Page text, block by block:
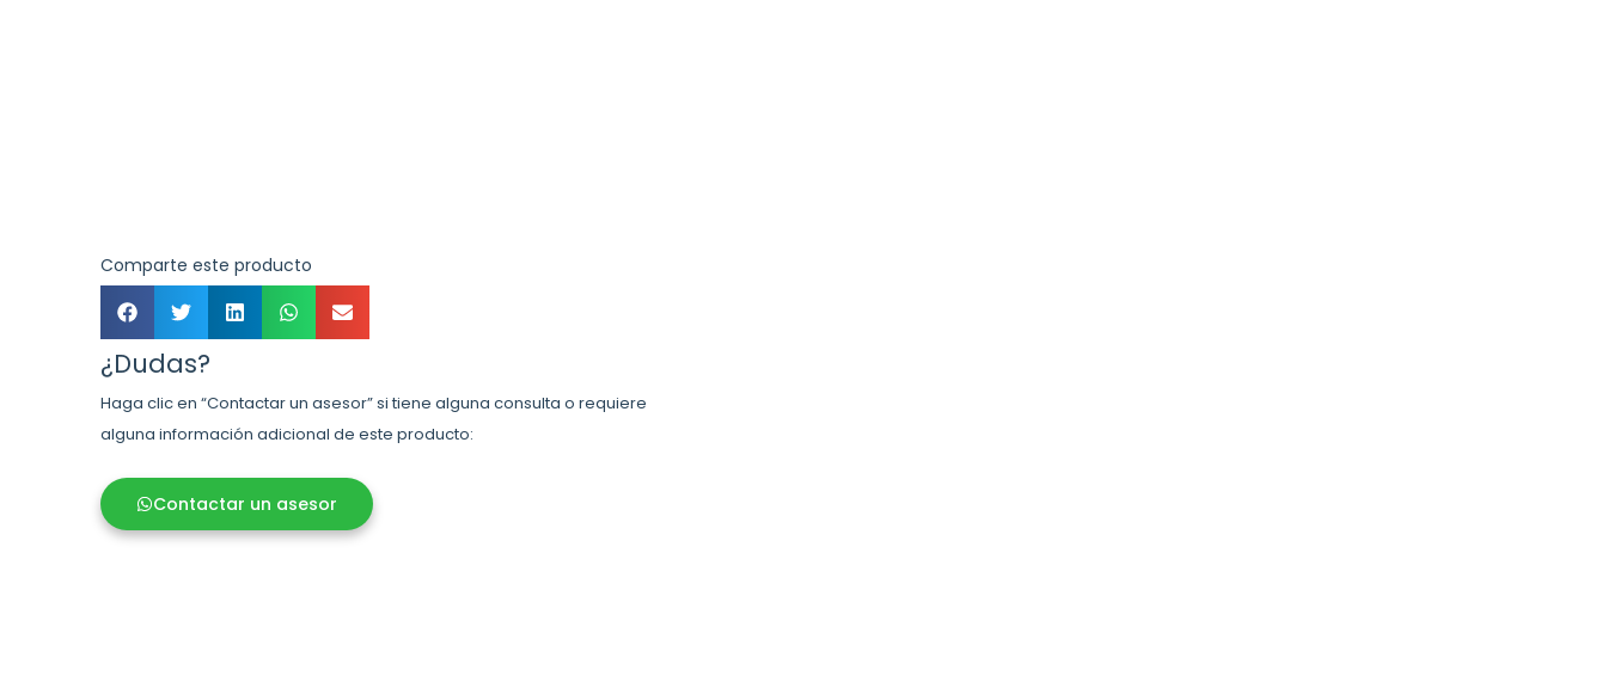
Comparte este producto
¿Dudas?
Haga clic en “Contactar un asesor” si tiene alguna consulta o requiere
alguna información adicional de este producto:
Contactar un asesor